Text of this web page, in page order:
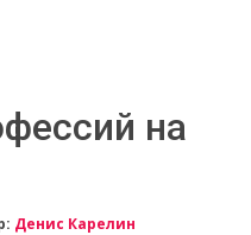
на
Денис Карелин